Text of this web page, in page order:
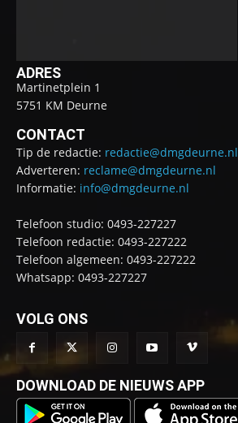
ADRES
Martinetplein 1
5751 KM Deurne
CONTACT
Tip de redactie: redactie@dmgdeurne.nl
Adverteren: reclame@dmgdeurne.nl
Informatie: info@dmgdeurne.nl
Telefoon studio: 0493-227227
Telefoon redactie: 0493-227222
Telefoon algemeen: 0493-227222
Whatsapp: 0493-227227
VOLG ONS
DOWNLOAD DE NIEUWS APP